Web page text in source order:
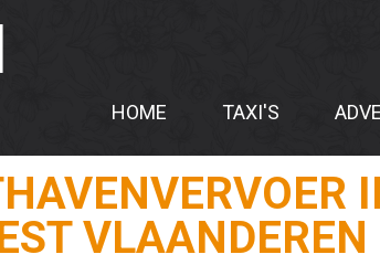
HOME TAXI'S
VLAANDEREN